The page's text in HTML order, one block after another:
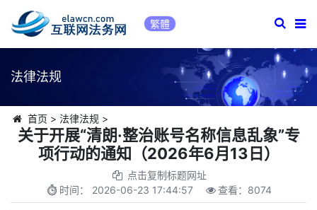
繁體
法律法规
首页 > 法律法规 >
关于开展“清朗·整治账号名称信息乱象”专
项行动的通知（2026年6月13日）
点击复制标题网址
时间： 2026-06-23 17:44:57 查看： 8074